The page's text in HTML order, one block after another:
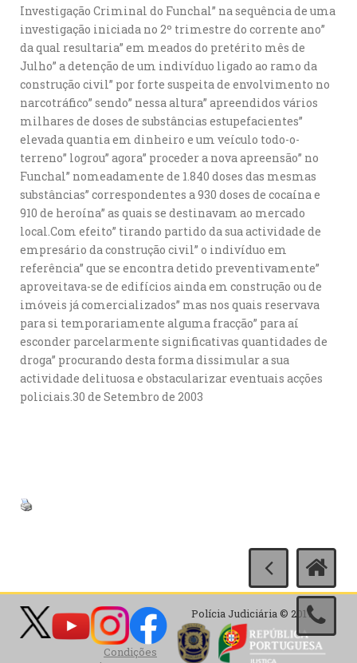
Investigação Criminal do Funchal” na sequência de uma
investigação iniciada no 2º trimestre do corrente ano”
da qual resultaria” em meados do pretérito mês de
Julho” a detenção de um indivíduo ligado ao ramo da
construção civil” por forte suspeita de envolvimento no
narcotráfico” sendo” nessa altura” apreendidos vários
milhares de doses de substâncias estupefacientes”
elevada quantia em dinheiro e um veículo todo-o-
terreno” logrou” agora” proceder a nova apreensão” no
Funchal” nomeadamente de 1.840 doses das mesmas
substâncias” correspondentes a 930 doses de cocaína e
910 de heroína” as quais se destinavam ao mercado
local.Com efeito” tirando partido da sua actividade de
empresário da construção civil” o indivíduo em
referência” que se encontra detido preventivamente”
aproveitava-se de edifícios ainda em construção ou de
imóveis já comercializados” mas nos quais reservava
para si temporariamente alguma fracção” para aí
esconder parcelarmente significativas quantidades de
droga” procurando desta forma dissimular a sua
actividade delituosa e obstacularizar eventuais acções
policiais.30 de Setembro de 2003
Polícia Judiciária © 2017
Condições